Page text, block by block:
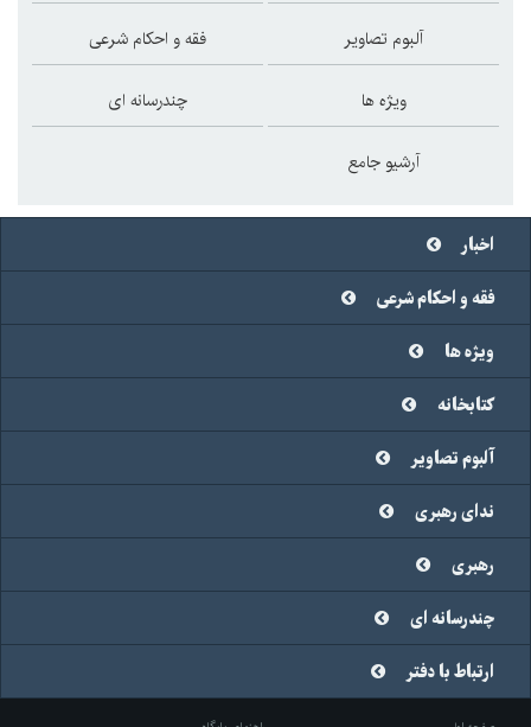
آلبوم تصاویر فقه و احکام شرعی
ویژه ها چندرسانه ای
آرشیو جامع
اخبار
فقه و احکام شرعی
ویژه ها
کتابخانه
آلبوم تصاویر
ندای رهبری
رهبری
چندرسانه ای
ارتباط با دفتر